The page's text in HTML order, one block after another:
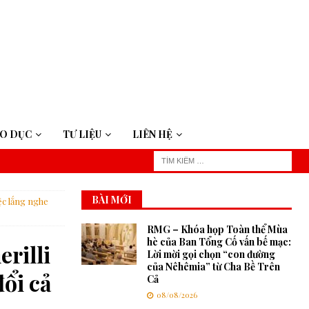
DỤC TƯ LIỆU LIÊN HỆ
lắng nghe
cả
BÀI MỚI
RMG – Khóa họp Toàn thể Mùa
hè của Ban Tổng Cố vấn bế mạc:
Lời mời gọi chọn “con đường
của Nêhêmia” từ Cha Bề Trên
Cả
08/08/2026